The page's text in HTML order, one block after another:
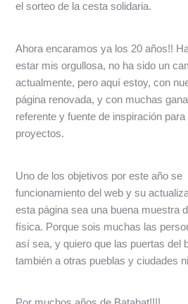
el sorteo de la cesta solidaria.
Ahora encaramos ya los 20 años!!
estar mis orgullosa, no ha sido un
actualmente, pero aquí estoy, con
página renovada, y con muchas
referente y fuente de inspiración
proyectos.
Uno de los objetivos por este año se
funcionamiento del web y su
esta página sea una buena muestra
física. Porque sois muchas las
así sea, y quiero que las puertas del
también a otras pueblas y ciudades